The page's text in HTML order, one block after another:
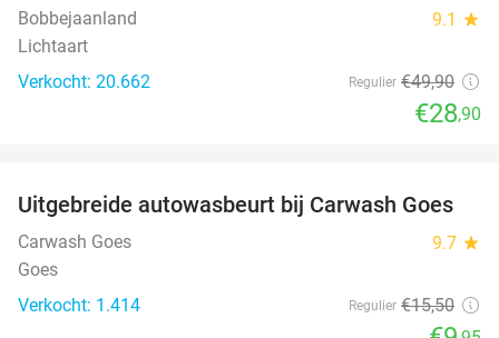
Bobbejaanland 9.1 star
Lichtaart
Verkocht: 20.662
Regulier €49,90
€28,90
36%
Uitgebreide autowasbeurt bij Carwash Goes
Carwash Goes 9.7 star
Goes
Verkocht: 1.414
Regulier €15,50